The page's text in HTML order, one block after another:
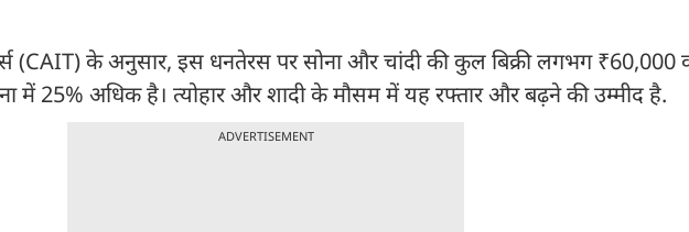
(CAIT) के अनुसार, इस धनतेरस पर सोना और चांदी की कुल बिक्री लगभग ₹60,000
में 25% अधिक है। त्योहार और शादी के मौसम में यह रफ्तार और बढ़ने की उम्मीद है.
ADVERTISEMENT